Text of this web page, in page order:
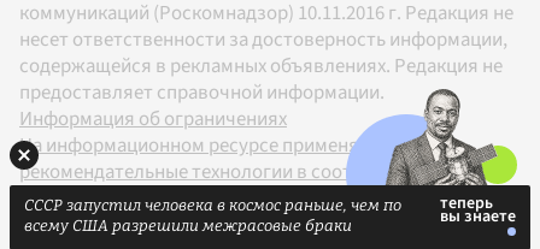
коммуникаций (Роскомнадзор) 10.11.2016 г. Редакция не
несет ответственности за достоверность информации,
содержащейся в рекламных объявлениях. Редакция не
предоставляет справочной информации.
Информация об ограничениях
На информационном ресурсе применяются
рекомендательные технологии в соответствии с
Правилами
18+
СССР запустил человека в космос раньше, чем по
всему США разрешили межрасовые браки